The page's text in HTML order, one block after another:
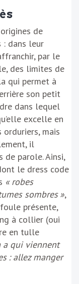
de
: dans leur
par le
des limites de
qui permet à
son petit
dans lequel
excelle en
orduriers, mais
il
de parole. Ainsi,
le dress code
« robes
sombres »,
présente,
à collier (oui
en tulle
a qui viennent
: allez manger